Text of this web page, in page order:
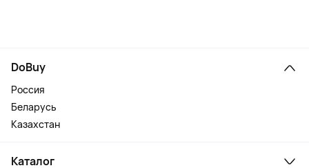
DoBuy
Россия
Беларусь
Казахстан
Каталог